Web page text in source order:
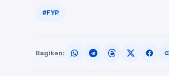
#FYP
Bagikan: